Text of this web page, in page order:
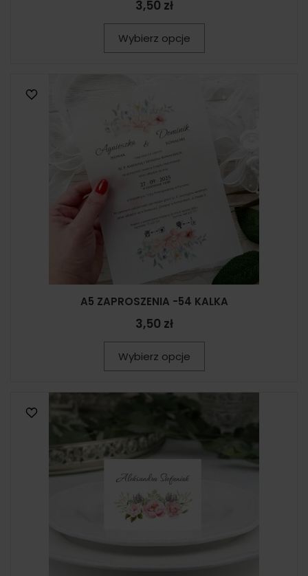
3,50 zł
Wybierz opcje
A5 ZAPROSZENIA -54 KALKA
3,50 zł
Wybierz opcje